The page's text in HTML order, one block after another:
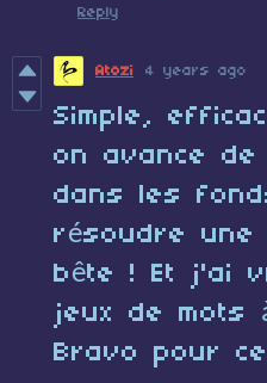
Reply
Atozi 4 years ago
Simple,
on avance de
dans les
résoudre une
bête ! Et j'ai
jeux de mots
Bravo pour